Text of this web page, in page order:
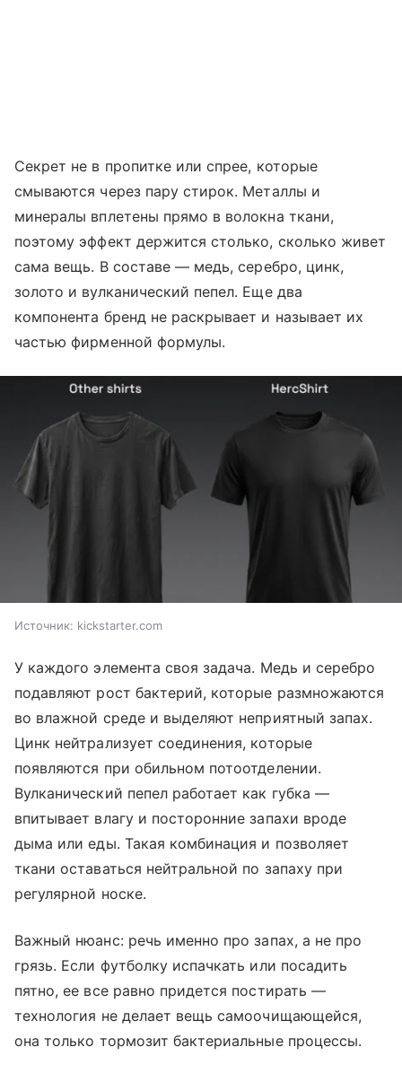
Секрет не в пропитке или спрее, которые
смываются через пару стирок. Металлы и
минералы вплетены прямо в волокна ткани,
поэтому эффект держится столько, сколько живет
сама вещь. В составе — медь, серебро, цинк,
золото и вулканический пепел. Еще два
компонента бренд не раскрывает и называет их
частью фирменной формулы.
Источник: kickstarter.com
У каждого элемента своя задача. Медь и серебро
подавляют рост бактерий, которые размножаются
во влажной среде и выделяют неприятный запах.
Цинк нейтрализует соединения, которые
появляются при обильном потоотделении.
Вулканический пепел работает как губка —
впитывает влагу и посторонние запахи вроде
дыма или еды. Такая комбинация и позволяет
ткани оставаться нейтральной по запаху при
регулярной носке.
Важный нюанс: речь именно про запах, а не про
грязь. Если футболку испачкать или посадить
пятно, ее все равно придется постирать —
технология не делает вещь самоочищающейся,
она только тормозит бактериальные процессы.